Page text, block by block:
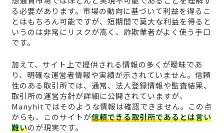
る必要があります。市場の動向に基づいて利益を得るこ
とはもちろん可能ですが、短期間で莫大な利益を得ると
いうのは非常にリスクが高く、詐欺業者がよく使う手口
です。
加えて、サイト上で提供される情報の多くが曖昧であ
り、明確な運営者情報や実績が示されていません。信頼
性のある取引所では、通常、法人登録情報や監査結果、
取引所の運営方針が詳細に公開されていますが、
Manyhitではそのような情報は確認できません。この点
からも、このサイトが信頼できる取引所であるとは言い
難いのが現実です。